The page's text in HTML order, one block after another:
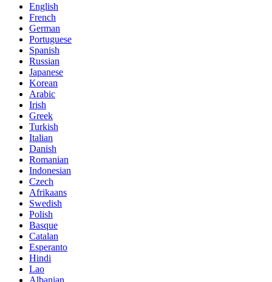
English
French
German
Portuguese
Spanish
Russian
Japanese
Korean
Arabic
Irish
Greek
Turkish
Italian
Danish
Romanian
Indonesian
Czech
Afrikaans
Swedish
Polish
Basque
Catalan
Esperanto
Hindi
Lao
Albanian